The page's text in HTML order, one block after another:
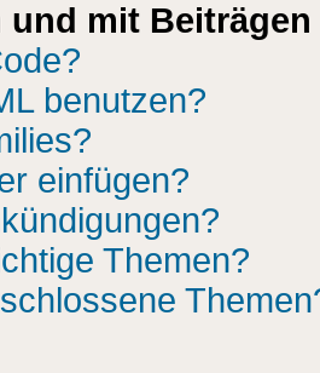
und mit
benutzen?
einfügen?
Themen?